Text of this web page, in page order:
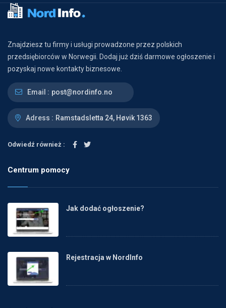
Znajdziesz tu firmy i usługi prowadzone przez polskich
przedsiębiorców w Norwegii. Dodaj już dziś darmowe ogłoszenie i
pozyskaj nowe kontakty biznesowe.
Email : post@nordinfo.no
Adress : Ramstadsletta 24, Høvik 1363
Odwiedź również :
Centrum pomocy
Jak dodać ogłoszenie?
Rejestracja w NordInfo